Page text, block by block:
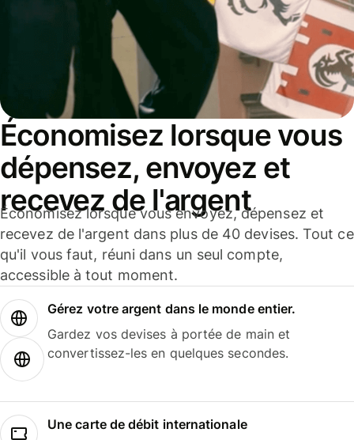
Économisez lorsque vous
dépensez, envoyez et
recevez de l'argent
Économisez lorsque vous envoyez, dépensez et
recevez de l'argent dans plus de 40 devises. Tout ce
qu'il vous faut, réuni dans un seul compte,
accessible à tout moment.
Gérez votre argent dans le monde entier.
Gardez vos devises à portée de main et
convertissez-les en quelques secondes.
Une carte de débit internationale